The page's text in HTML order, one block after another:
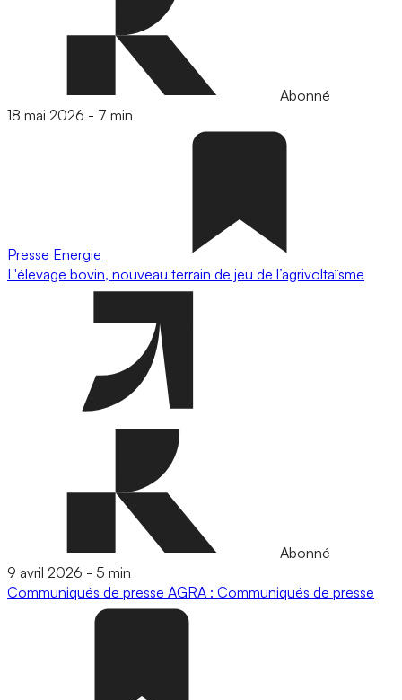
Abonné
18 mai 2026 - 7 min
Presse Energie
L'élevage bovin, nouveau terrain de jeu de l’agrivoltaïsme
Abonné
9 avril 2026 - 5 min
Communiqués de presse AGRA : Communiqués de presse